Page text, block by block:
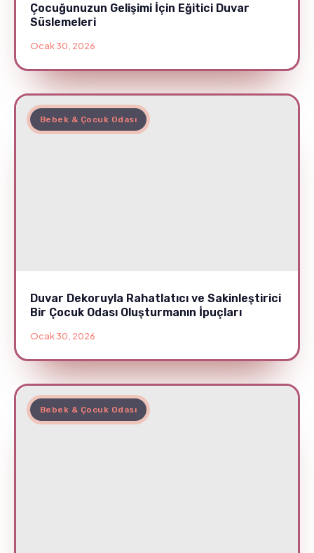
Çocuğunuzun Gelişimi İçin Eğitici Duvar
Süslemeleri
Ocak 30, 2026
Bebek & Çocuk Odası
Duvar Dekoruyla Rahatlatıcı ve Sakinleştirici
Bir Çocuk Odası Oluşturmanın İpuçları
Ocak 30, 2026
Bebek & Çocuk Odası